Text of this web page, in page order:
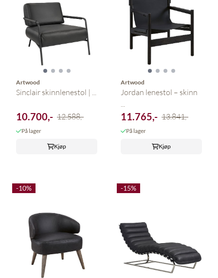
Artwood
Sinclair skinnlenestol | ...
10.700,- 12.588,-
På lager
Kjøp
Artwood
Jordan lenestol – skinn
...
11.765,- 13.841,-
På lager
Kjøp
-10% -15%